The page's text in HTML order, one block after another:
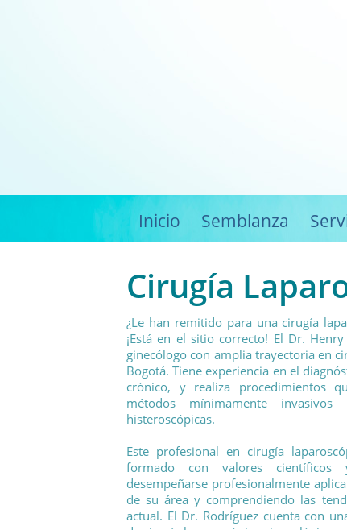
Inicio Semblanza
Cirugía
¿Le han remitido para una cirugía
¡Está en el sitio correcto! El Dr.
ginecólogo con amplia trayectoria en
Bogotá. Tiene experiencia en el
crónico, y realiza procedimientos
métodos mínimamente
histeroscópicas.
Este profesional en cirugía
formado con valores
desempeñarse profesionalmente
de su área y comprendiendo las
actual. El Dr. Rodríguez cuenta con